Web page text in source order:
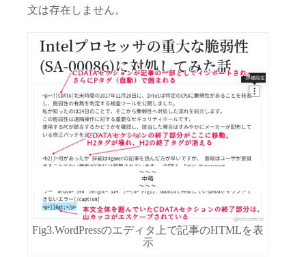
文は存在しません。
Fig3.WordPressのエディタ上で記事のHTMLを表
示